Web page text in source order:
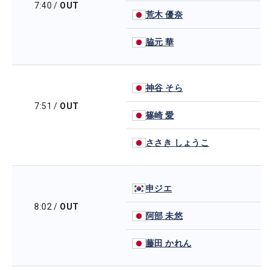
7:40 / OUT
荒木 優奈
脇元 華
7:51 / OUT
神谷 そら
篠崎 愛
ささき しょうこ
8:02/ OUT
申ジエ
阿部 未悠
藤田 かれん